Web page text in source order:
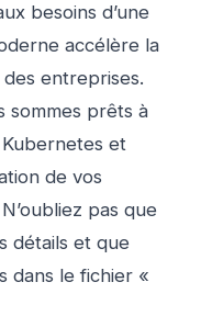
besoins d’une
accélère la
entreprises.
sommes prêts à
et
de vos
pas que
détails et que
dans le fichier «